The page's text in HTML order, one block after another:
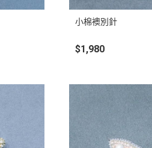
小棉襖別針
$1,980